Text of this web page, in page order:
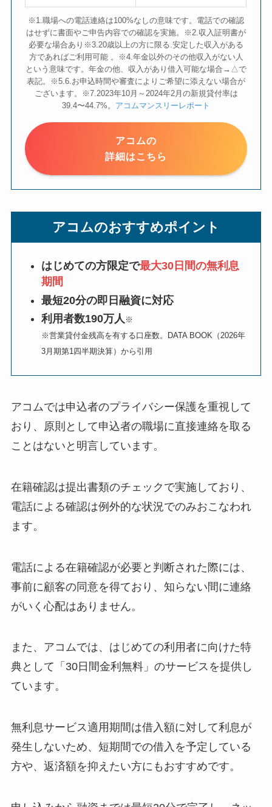
※1.職場への電話連絡は100%なしの意味です。電話での確認
はせずに書面やご申告内容での確認を実施。※2.収入証明書が
必要な場合あり※3.20歳以上の方に限る.安定した収入がある
方であればご利用可能 。※4.年金以外のその他収入がない人
という意味です。年金の他、収入があり借入可能な場合→△で
表記。※5.6.お申込時間や審査によりご希望に添えない場合が
ございます。※7.2023年10月～2024年2月の新規貸付率は
39.4〜44.7%。 アコムマンスリーレポート
アコムの
詳細はこちら
アコムのおすすめポイント
はじめての方限定で最大30日間の無利息
期間
最短20分の即日融資に対応
利用者数190万人 ※
※営業貸付金残高を有する口座数。DATA BOOK（2026年
3月期第1四半期決算）から引用
アコムでは申込者のプライバシー保護を重視して
おり、原則として申込者の職場に直接連絡を取る
ことはないと明言しています。
在籍確認は提出書類のチェックで実施しており、
電話による確認は例外的な状況でのみおこなわれ
ます。
電話による在籍確認が必要と判断された際には、
事前に顧客の同意を得ており、知らない間に連絡
がいく心配はありません。
また、アコムでは、はじめての利用者に向けた特
典として「30日間金利無料」のサービスを提供し
ています。
無利息サービス適用期間は借入額に対して利息が
発生しないため、短期間での借入を予定している
方や、返済額を抑えたい方にもおすすめです。